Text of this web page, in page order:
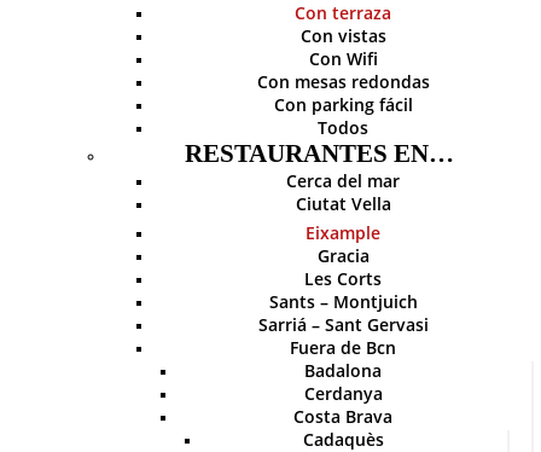
Con terraza
Con vistas
Con Wifi
Con mesas redondas
Con parking fácil
Todos
RESTAURANTES EN…
Cerca del mar
Ciutat Vella
Eixample
Gracia
Les Corts
Sants – Montjuich
Sarriá – Sant Gervasi
Fuera de Bcn
Badalona
Cerdanya
Costa Brava
Cadaquès